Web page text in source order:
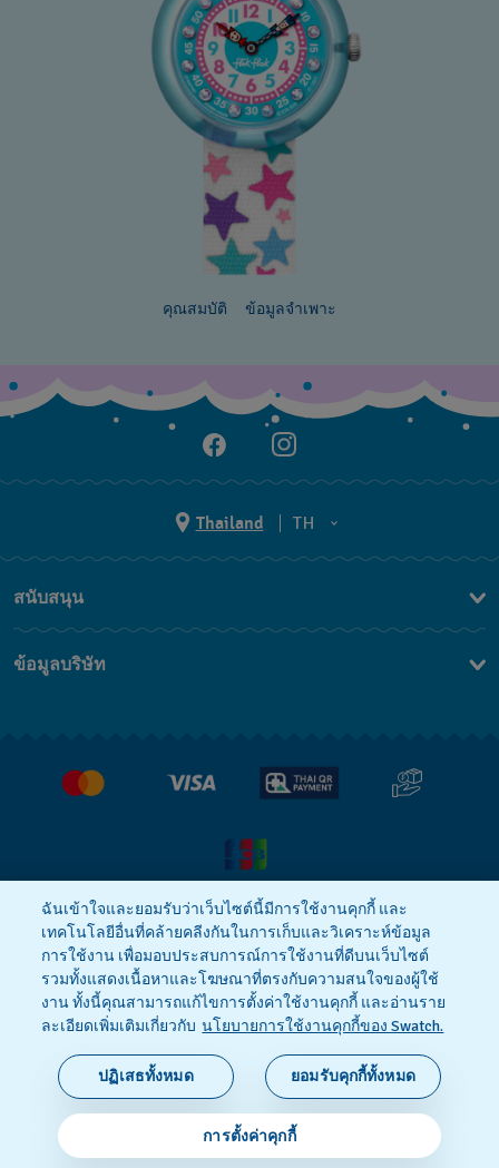
คุณสมบัติ ข้อมูลจำเพาะ
Thailand
TH
TH
สนับสนุน
ข้อมูลบริษัท
นโยบายความเป็นส่วนตัว Cookie notice
ข้อกำหนดและเงื่อนไข
SWISS MADE
© 2026 Flik Flak ส่วนหนึ่งของ Swatch Ltd. ขอสงวน
ฉันเข้าใจและยอมรับว่าเว็บไซต์นี้มีการใช้งานคุกกี้ และ
เทคโนโลยีอื่นที่คล้ายคลีงกันในการเก็บและวิเคราะห์ข้อมูล
การใช้งาน เพื่อมอบประสบการณ์การใช้งานที่ดีบนเว็บไซต์
รวมทั้งแสดงเนื้อหาและโฆษณาที่ตรงกับความสนใจของผู้ใช้
งาน ทั้งนี้คุณสามารถแก้ไขการตั้งค่าใช้งานคุกกี้ และอ่านราย
ละเอียดเพิ่มเติมเกี่ยวกับ นโยบายการใช้งานคุกกี้ของ Swatch.
การตั้งค่าคุกกี้
ปฏิเสธทั้งหมด ยอมรับคุกกี้ทั้งหมด